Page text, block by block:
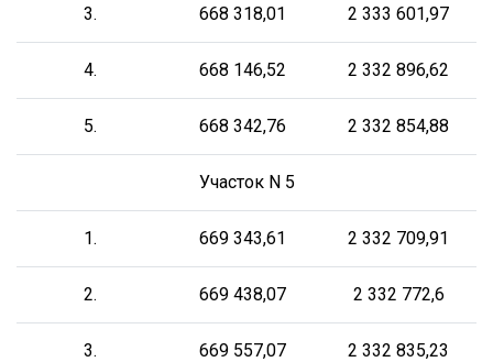
3. 668 318,01 2 333 601,97
4. 668 146,52 2 332 896,62
5. 668 342,76 2 332 854,88
Участок N 5
1. 669 343,61 2 332 709,91
2. 669 438,07 2 332 772,6
3. 669 557,07 2 332 835,23